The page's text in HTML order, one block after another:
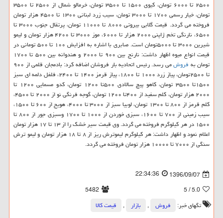
۲۵۰۰ تا ۶۰۰۰ تومان، كیوی ۱۵۰۰ تا ۳۵۰۰ تومان، خرمالو شمال از ۲۵۰۰ تا ۳۵۰۰
تومان، خیار رسمی ۱۷۰۰ تا ۳۰۰۰ تومان، سیب زرد لبنانی ۱۳۰۰ تا ۴۵۰۰ هزار تومان
فروخته می گردد. قیمت گلابی بیروتی ۸۰۰۰ تا ۱۱۰۰۰ تومان، پرتقال جنوب ۳۰۰۰ تا
۶۵۰۰، نارنگی تخم ژاپنی ۲۰۰۰ هزار تا ۶۰۰۰، موز ۳۰۰۰ تا ۴۲۰۰ هزار تومان و لیمو
شیرین ۳۰۰۰ تا ۵۰۰۰تومان است. صابری با اشاره به افزایش ۱۰۰ تا ۵۰۰ تومانی در
قیمت انواع میوه اظهار داشت: نارنج بین ۹۰۰ تا ۲۰۰۰ و هندوانه بین ۵۰۰ تا ۱۷۰۰
تومان به فروش
می رسد. رئیس اتحادیه بار فروشان اضافه كرد: بادمجان قلمی از ۹۰۰
تا ۲۵۰۰تومان، پیاز زرد ۱۰۰۰ تا ۱۸۰۰، پیاز قرمز ۱۴۰۰ تا ۲۴۰۰، فلفل دلمه ای سبز
۱۵۰۰تا ۳۵۰۰ تومان، كاهو پیچ سالادی ۵۰۰تا ۱۲۰۰ تومان، كدو مسمایی ۱۲۰۰ تا
۲۰۰۰ هزار تومان، كلم سفید از ۴۰۰تا ۱۲۰۰ تومان، گوجه فرنگی نو از ۲۰۰۰ تا ۴۵۰۰،
كلم قرمز از ۸۰۰ تا ۱۳۰۰ تومان، لوبیا سبز از ۳۰۰۰ تا ۴۰۰۰، هویج از ۶۰۰ تا ۱۵۰۰،
سیب زمینی از ۷۰۰ تا ۱۶۰۰، سبزی خوردن از ۱۰۰۰ تا ۱۷۰۰ وسبزی جور از ۸۰۰ تا
۱۵۰۰ در هر كیلوگرم فروخته می گردد. وی قیمت سیر خشك را از ۱۳ تا ۱۷ هزار تومان
اعلام نمود و اظهار داشت: هر كیلوگرم لیموترش ریز از ۸ تا ۱۸ هزار تومان و لیمو ترش
سنگی از ۷۰۰۰ تا ۱۰۰۰۰ هزار تومان فروخته می گردد.
1396/09/07
22:34:36
5.0
/ 5
5482
تگهای خبر:
فروش , بازار ,
قیمت كالا